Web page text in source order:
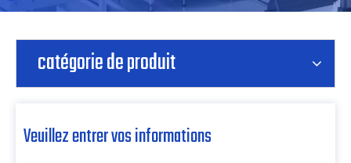
catégorie de produit
Veuillez entrer vos informations